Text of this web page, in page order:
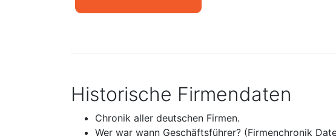
Historische Firmendaten
Chronik aller deutschen Firmen.
Wer war wann Geschäftsführer? (Firmenchronik